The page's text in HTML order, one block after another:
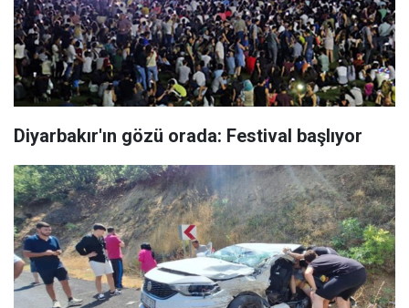
Diyarbakır'ın gözü orada: Festival başlıyor